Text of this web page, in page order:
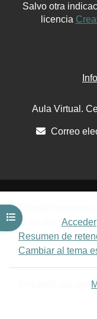
Abrir índice del curso
Salvo otra
licencia
Aula Virtual.
Correo
En este momento
invitados ( Acceder
Resumen de
Cambiar al tema